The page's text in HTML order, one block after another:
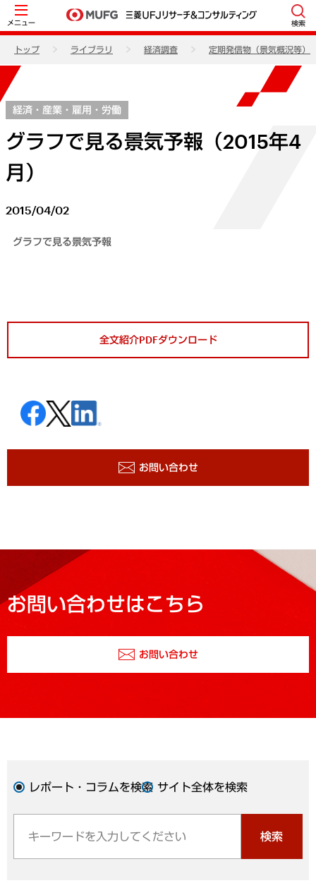
メニュー 検索
トップ ライブラリ 経済調査 定期発信物（景気概況等）
経済・産業・雇用・労働
グラフで見る景気予報（2015年4
月）
2015/04/02
グラフで見る景気予報
全文紹介PDFダウンロード
お問い合わせ
お問い合わせはこちら
お問い合わせ
レポート・コラムを検索 サイト全体を検索
検索